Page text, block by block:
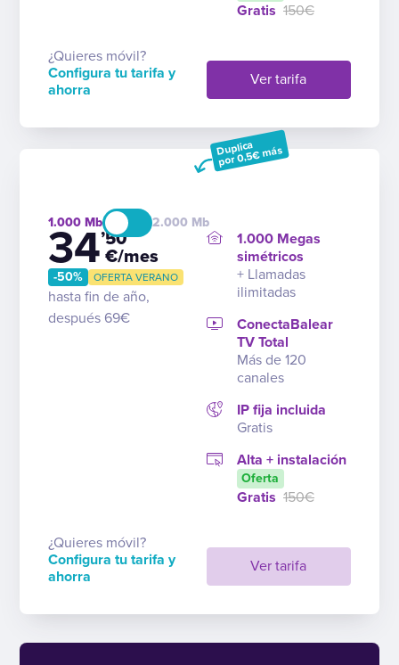
Ver tarifa
Gratis 150€
¿Quieres móvil?
Configura tu tarifa y
ahorra
1.000 2.000
Duplica
por 0,5€ más
34’50
€/mes
-50% OFERTA VERANO
hasta fin de año,
después 69€
Ver tarifa
1.000 Megas
simétricos
+ Llamadas
ilimitadas
ConectaBalear
TV Total
Más de 120
canales
IP fija incluida
Gratis
Alta + instalación
Oferta
Gratis 150€
¿Quieres móvil?
Configura tu tarifa y
ahorra